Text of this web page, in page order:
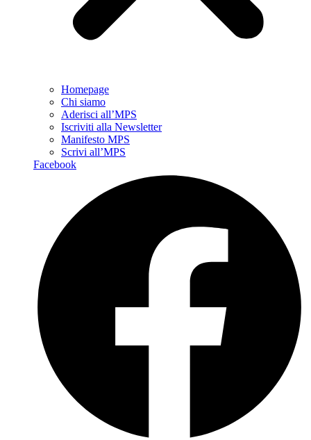
Homepage
Chi siamo
Aderisci all’MPS
Iscriviti alla Newsletter
Manifesto MPS
Scrivi all’MPS
Facebook